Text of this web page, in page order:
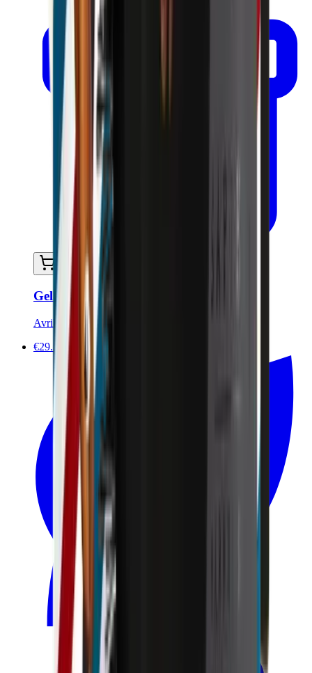
Ajouter au panier
Gel coiffant et fixant cheveux et sourcils
Avril
€29.50